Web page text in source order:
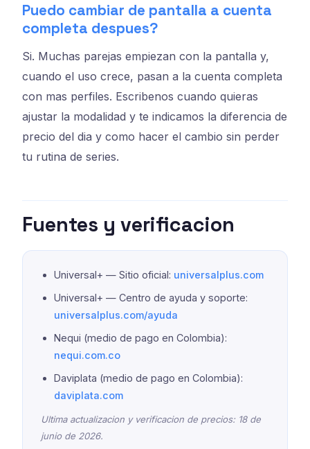
Puedo cambiar de pantalla a cuenta
completa despues?
Si. Muchas parejas empiezan con la pantalla y,
cuando el uso crece, pasan a la cuenta completa
con mas perfiles. Escribenos cuando quieras
ajustar la modalidad y te indicamos la diferencia de
precio del dia y como hacer el cambio sin perder
tu rutina de series.
Fuentes y verificacion
Universal+ — Sitio oficial: universalplus.com
Universal+ — Centro de ayuda y soporte:
universalplus.com/ayuda
Nequi (medio de pago en Colombia):
nequi.com.co
Daviplata (medio de pago en Colombia):
daviplata.com
Ultima actualizacion y verificacion de precios: 18 de
junio de 2026.